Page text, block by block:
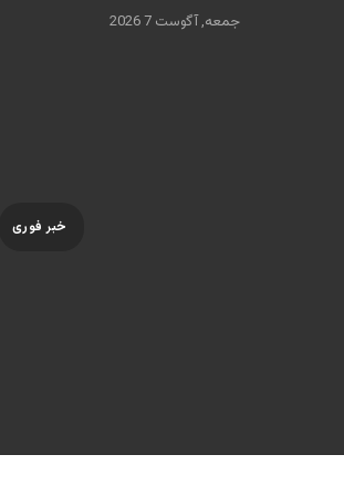
جمعه, آگوست 7 2026
خبر فوری